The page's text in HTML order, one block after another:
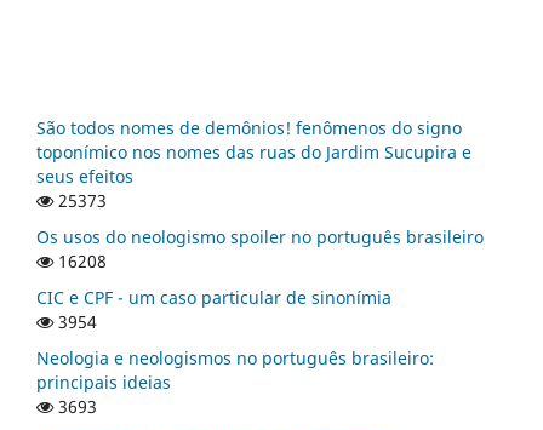
São todos nomes de demônios! fenômenos do signo
toponímico nos nomes das ruas do Jardim Sucupira e
seus efeitos
25373
Os usos do neologismo spoiler no português brasileiro
16208
CIC e CPF - um caso particular de sinonímia
3954
Neologia e neologismos no português brasileiro:
principais ideias
3693